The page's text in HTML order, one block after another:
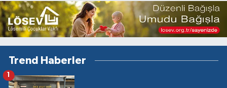
Trend Haberler
1